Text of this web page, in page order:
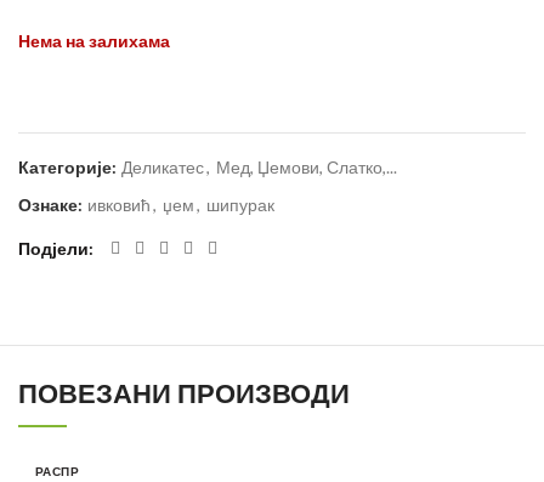
Нема на залихама
Категорије: Деликатес, Мед, Џемови, Слатко,...
Ознаке: ивковић, џем, шипурак
Подјели
ПОВЕЗАНИ ПРОИЗВОДИ
РАСПР